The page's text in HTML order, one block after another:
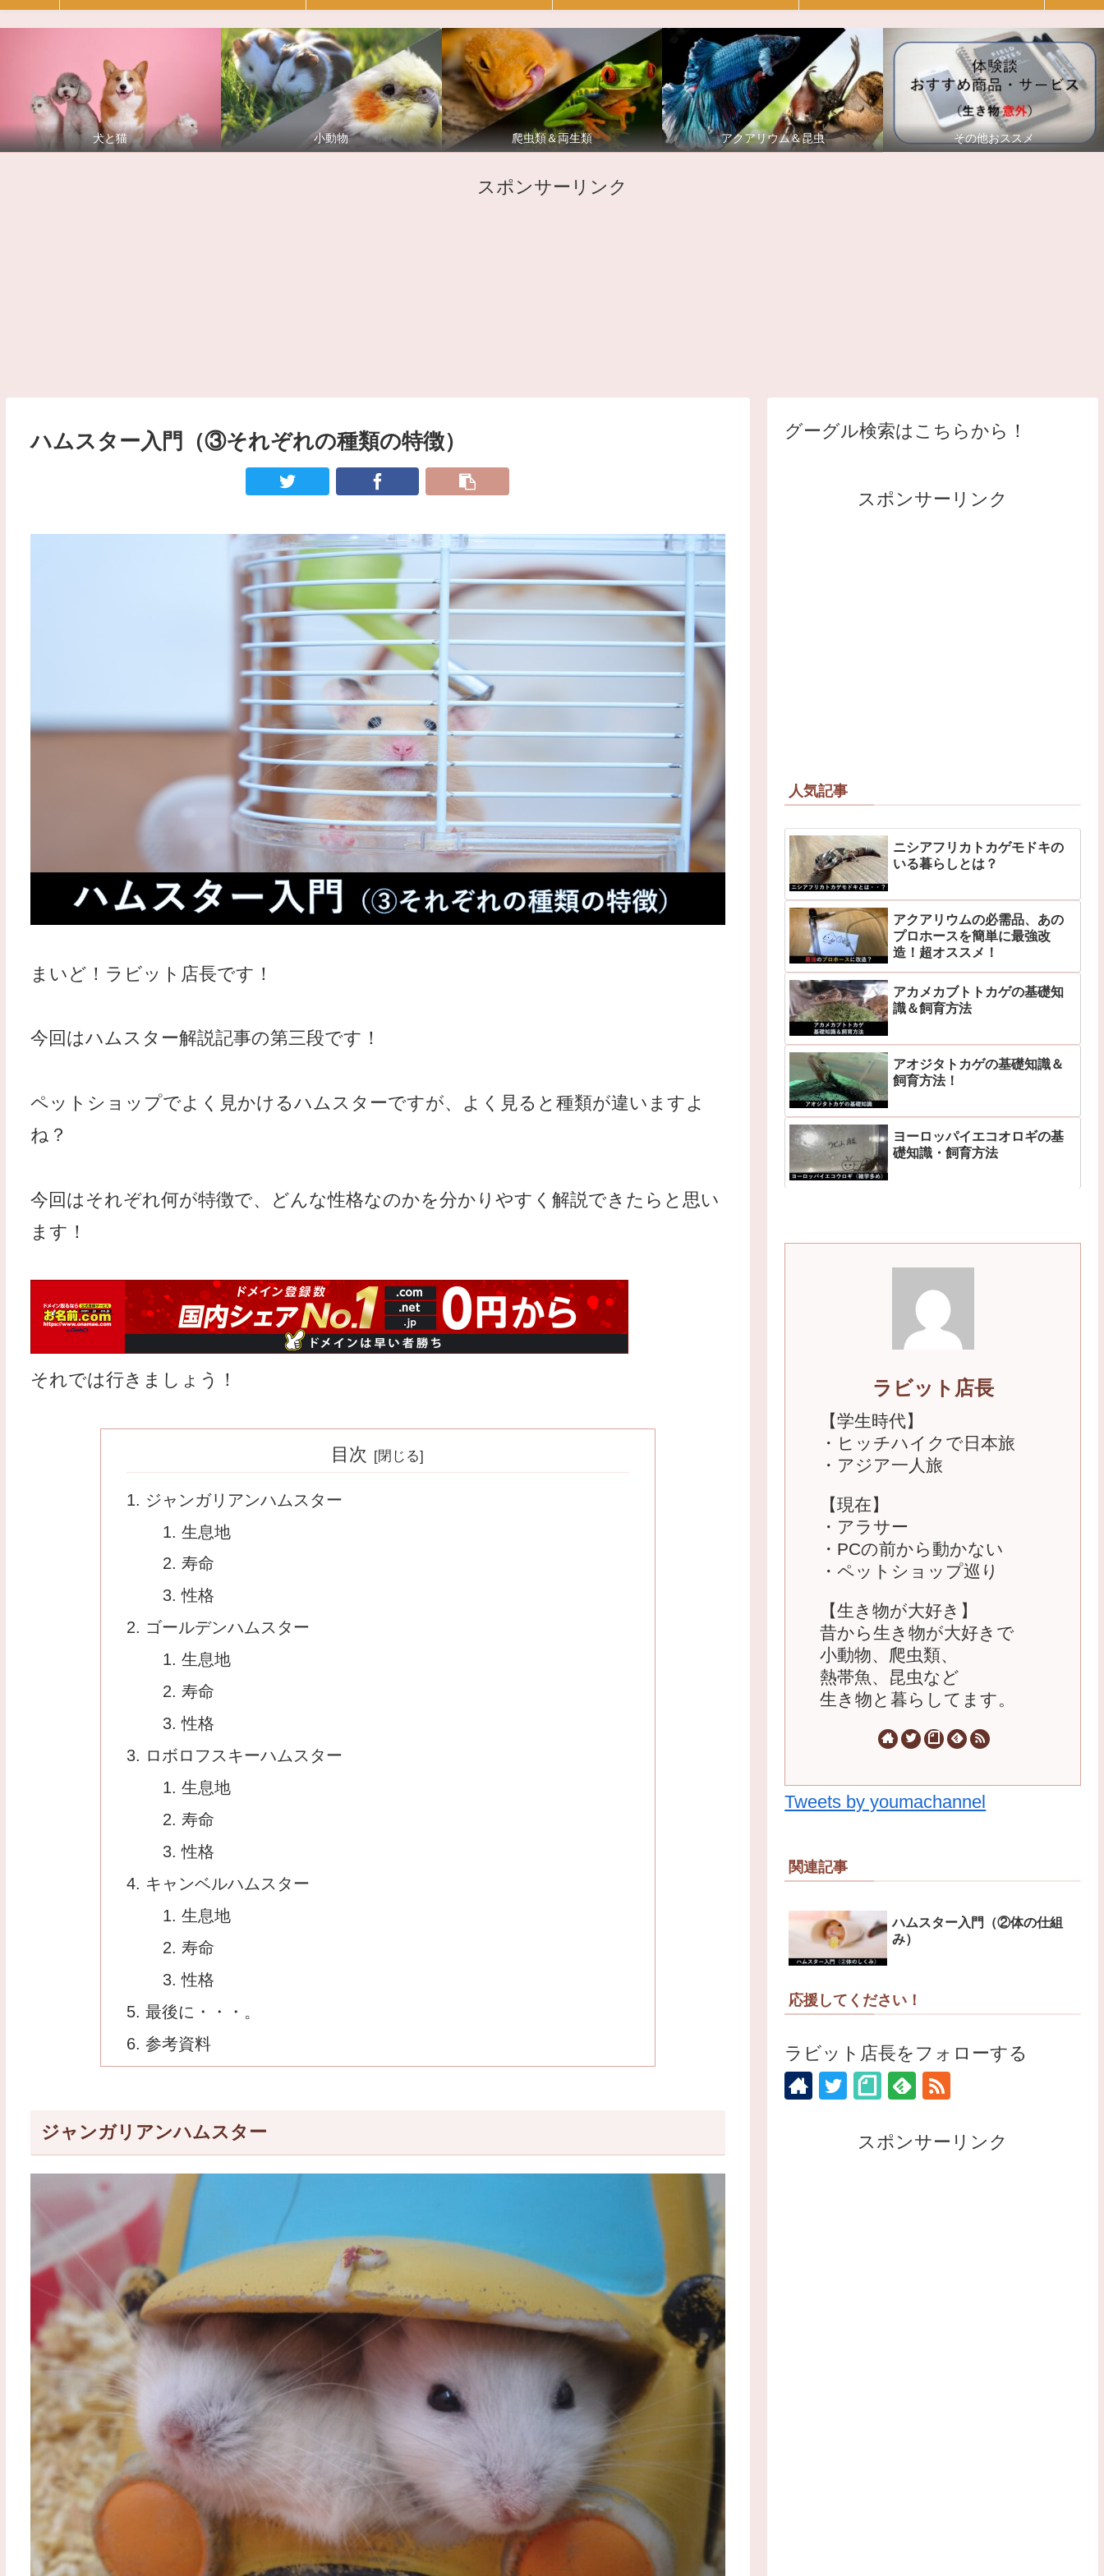
犬と猫 小動物 爬虫類＆両生類 アクアリウム＆昆虫 その他おススメ
スポンサーリンク
ハムスター入門（③それぞれの種類の特徴）
まいど！ラビット店長です！
今回はハムスター解説記事の第三段です！
ペットショップでよく見かけるハムスターですが、よく見ると種類が違いますよ
ね？
今回はそれぞれ何が特徴で、どんな性格なのかを分かりやすく解説できたらと思い
ます！
それでは行きましょう！
目次
ジャンガリアンハムスター
生息地
寿命
性格
ゴールデンハムスター
生息地
寿命
性格
ロボロフスキーハムスター
生息地
寿命
性格
キャンベルハムスター
生息地
寿命
性格
最後に・・・。
参考資料
ジャンガリアンハムスター
グーグル検索はこちらから！
スポンサーリンク
人気記事
ニシアフリカトカゲモドキの
いる暮らしとは？
アクアリウムの必需品、あの
プロホースを簡単に最強改
造！超オススメ！
アカメカブトトカゲの基礎知
識＆飼育方法
アオジタトカゲの基礎知識＆
飼育方法！
ヨーロッパイエコオロギの基
礎知識・飼育方法
ラビット店長
【学生時代】
・ヒッチハイクで日本旅
・アジア一人旅
【現在】
・アラサー
・PCの前から動かない
・ペットショップ巡り
【生き物が大好き】
昔から生き物が大好きで
小動物、爬虫類、
熱帯魚、昆虫など
生き物と暮らしてます。
Tweets by youmachannel
関連記事
ハムスター入門（②体の仕組
み）
応援してください！
ラビット店長をフォローする
スポンサーリンク